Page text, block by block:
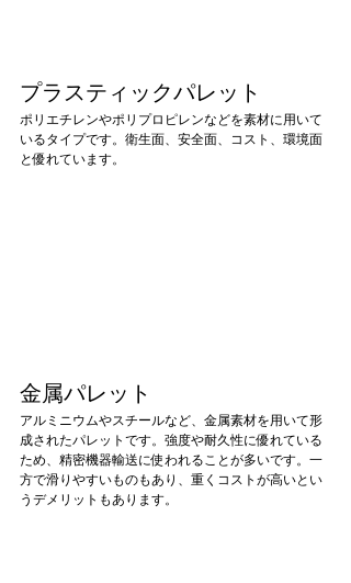
プラスティックパレット
ポリエチレンやポリプロピレンなどを素材に用いて
いるタイプです。衛生面、安全面、コスト、環境面
と優れています。
金属パレット
アルミニウムやスチールなど、金属素材を用いて形
成されたパレットです。強度や耐久性に優れている
ため、精密機器輸送に使われることが多いです。一
方で滑りやすいものもあり、重くコストが高いとい
うデメリットもあります。